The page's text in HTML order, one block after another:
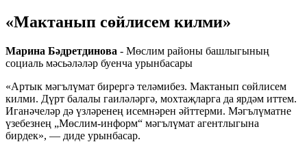
«Мактанып сөйлисем килми»
Марина Бәдретдинова - Мөслим районы башлыгының
социаль мәсьәләләр буенча урынбасары
«Артык мәгълүмат бирергә теләмибез. Мактанып сөйлисем
килми. Дүрт балалы гаиләләргә, мохтаҗларга да ярдәм иттем.
Иганәчеләр дә үзләренең исемнәрен әйттерми. Мәгълүматне
үзебезнең „Мөслим-информ“ мәгълүмат агентлыгына
бирдек», — диде урынбасар.